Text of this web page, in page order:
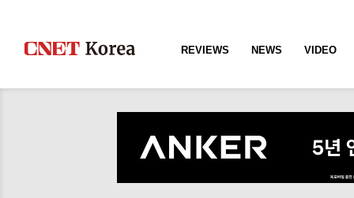
REVIEWS NEWS VIDEO